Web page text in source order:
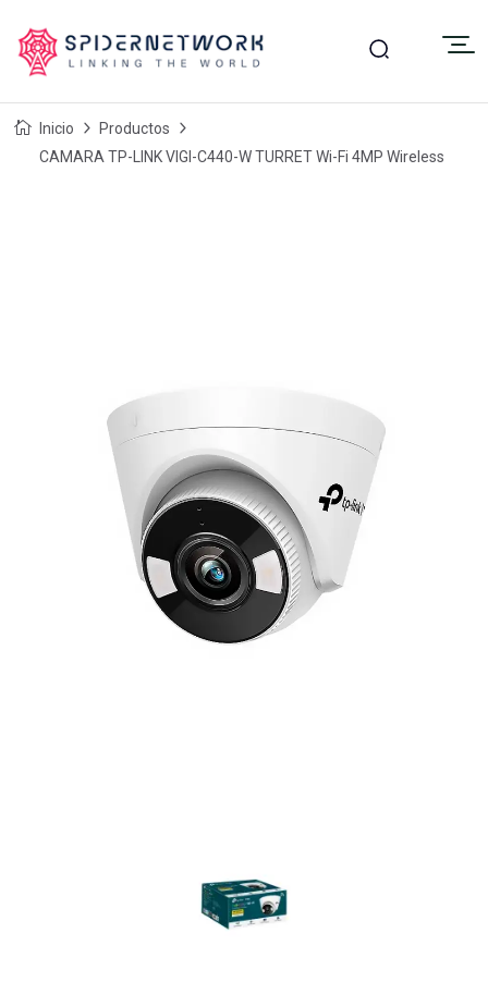
Inicio
Productos
CAMARA TP-LINK VIGI-C440-W TURRET Wi-Fi 4MP Wireless